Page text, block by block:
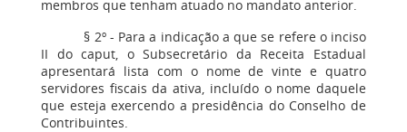
membros que tenham atuado no mandato anterior.
§ 2º - Para a indicação a que se refere o inciso
II do caput, o Subsecretário da Receita Estadual
apresentará lista com o nome de vinte e quatro
servidores fiscais da ativa, incluído o nome daquele
que esteja exercendo a presidência do Conselho de
Contribuintes.